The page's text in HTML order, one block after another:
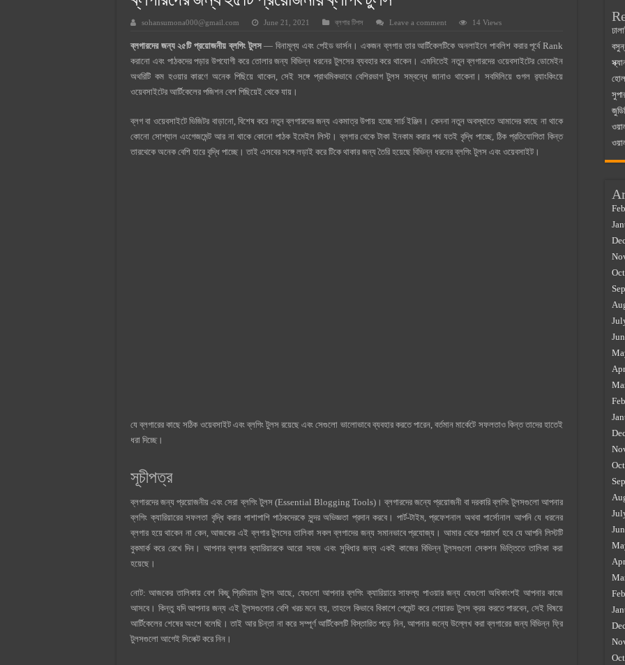
সুপারক্রিট সিমেন্ট দাম ২০২৫
জুডিশিয়াল ম্যাজিস্ট্রেট কি? জুডিশিয়াল ম্যাজিস্ট্রেট এর সুযোগ সুবিধা
ওয়ালটন মোবাইল কিস্তিতে কেনার নিয়ম ২০২৫
ওয়ালটন টিভি কিস্তিতে কেনার নিয়ম ২০২৫
গ্রামে লাভজনক ব্যবসা ২০২৫ ও গ্রামের বাজারে ব্যবসার আইডিয়া
জেনে নিন, বর্তমানে মোবাইল ঘড়ি দাম কত ২০২৫
sohansumona000@gmail.com June 21, 2021 ব্লগার টিপস Leave a comment 14 Views
ব্লগারদের জন্য২৫টিপ্রয়োজনীয় ব্লগিং টুলস— বিনামূল্য এবং পেইড ভার্সন। একজন ব্লগার তার আর্টিকেলটিকে অনলাইনে পাবলিশ করার পূর্বে Rank
করানো এবং পাঠকদের পড়ার উপযোগী করে তোলার জন্য বিভিন্ন ধরনের টুলসের ব্যবহার করে থাকেন। এমনিতেই নতুন ব্লগারদের ওয়েবসাইটের ডোমেইন
অথরিটি কম হওয়ার কারণে অনেক পিছিয়ে থাকেন, সেই সঙ্গে প্রাথমিকভাবে বেশিরভাগ টুলস সম্বন্ধে জানাও থাকেনা। সবমিলিয়ে গুগল র‍্যাংকিংয়ে
ওয়েবসাইটের আর্টিকেলের পজিশন বেশ পিছিয়েই থেকে যায়।
ব্লগ বা ওয়েবসাইটে ভিজিটর বাড়ানো, বিশেষ করে নতুন ব্লগারদের জন্য একমাত্র উপায় হচ্ছে সার্চ ইঞ্জিন। কেননা নতুন অবস্থাতে আমাদের কাছে না থাকে
কোনো সোশ্যাল এংগেজমেন্ট আর না থাকে কোনো পাঠক ইমেইল লিস্ট। ব্লগার থেকে টাকা ইনকাম করার পথ যতই বৃদ্ধি পাচ্ছে, ঠিক প্রতিযোগিতা কিন্ত
তারথেকে অনেক বেশি হারে বৃদ্ধি পাচ্ছে। তাই এসবের সঙ্গে লড়াই করে টিকে থাকার জন্য তৈরি হয়েছে বিভিন্ন ধরনের ব্লগিং টুলস এবং ওয়েবসাইট।
যে ব্লগারের কাছে সঠিক ওয়েবসাইট এবং ব্লগিং টুলস রয়েছে এবং সেগুলো ভালোভাবে ব্যবহার করতে পারেন, বর্তমান মার্কেটে সফলতাও কিন্ত তাদের হাতেই
ধরা দিচ্ছে।
সূচীপত্র
ব্লগারদের জন্য প্রয়োজনীয় এবং সেরা ব্লগিং টুলস (Essential Blogging Tools)। ব্লগারদের জন্যে প্রয়োজনী বা দরকারি ব্লগিং ‍টুলসগুলো আপনার
ব্লগিং ক্যারিয়ারের সফলতা বৃদ্ধি করার পাশাপাশি পাঠকদেরকে সুন্দর অভিজ্ঞতা প্রদান করবে। পার্ট-টাইম, প্রফেশনাল অথবা পার্সোনাল আপনি যে ধরনের
ব্লগার হয়ে থাকেন না কেন, আজকের এই ব্লগার ‍টুলসের তালিকা সকল ব্লগাদের জন্য সমানভাবে প্রযোজ্য। আমার থেকে পরামর্শ হবে যে আপনি লিস্টটি
বুকমার্ক করে রেখে দিন। আপনার ব্লগার ক্যারিয়ারকে আরো সহজ এবং সুবিধার জন্য একই কাজের বিভিন্ন ‍টুলসগুলো সেকশন ভিত্তিতে তালিকা করা
হয়েছে।
নোট: আজকের তালিকায় বেশ কিছু প্রিমিয়াম টুলস আছে, যেগুলো আপনার ব্লগিং ক্যারিয়ারে সাফল্য পাওয়ার জন্য যেগুলো অধিকাংশই আপনার কাজে
আসবে। কিন্তু যদি আপনার জন্য এই টুলসগুলোর বেশি খরচ মনে হয়, তাহলে কিভাবে বিকাশে পেমেন্ট করে শেয়ারড ‍টুলস ক্রয় করতে পারবেন, সেই বিষয়ে
আর্টিকেলের শেষের অংশে বলেছি। তাই আর চিন্তা না করে সম্পূর্ণ আর্টিকেলটি বিস্তারিত পড়ে নিন, আপনার জন্যে উল্লেখ করা ব্লগারের জন্য বিভিন্ন ফ্রি
টুলসগুলো আগেই সিলেক্ট করে নিন।